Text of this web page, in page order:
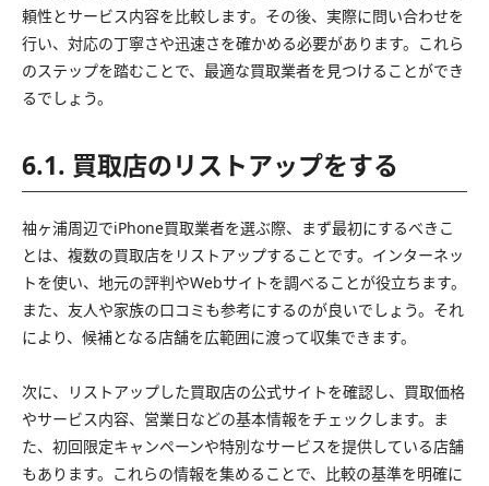
頼性とサービス内容を比較します。その後、実際に問い合わせを
行い、対応の丁寧さや迅速さを確かめる必要があります。これら
のステップを踏むことで、最適な買取業者を見つけることができ
るでしょう。
6.1. 買取店のリストアップをする
袖ヶ浦周辺でiPhone買取業者を選ぶ際、まず最初にするべきこ
とは、複数の買取店をリストアップすることです。インターネッ
トを使い、地元の評判やWebサイトを調べることが役立ちます。
また、友人や家族の口コミも参考にするのが良いでしょう。それ
により、候補となる店舗を広範囲に渡って収集できます。
次に、リストアップした買取店の公式サイトを確認し、買取価格
やサービス内容、営業日などの基本情報をチェックします。ま
た、初回限定キャンペーンや特別なサービスを提供している店舗
もあります。これらの情報を集めることで、比較の基準を明確に